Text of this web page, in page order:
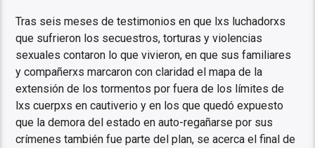
Tras seis meses de testimonios en que lxs luchadorxs
que sufrieron los secuestros, torturas y violencias
sexuales contaron lo que vivieron, en que sus familiares
y compañerxs marcaron con claridad el mapa de la
extensión de los tormentos por fuera de los límites de
lxs cuerpxs en cautiverio y en los que quedó expuesto
que la demora del estado en auto-regañarse por sus
crímenes también fue parte del plan, se acerca el final de